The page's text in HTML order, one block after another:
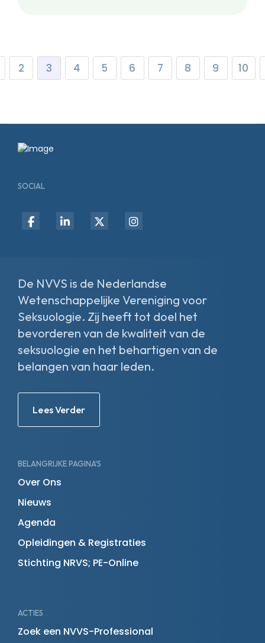
2 3 4 5 6 7 8 9 10
SOCIAL
fab
fab
fab
De NVVS is de Nederlandse
Wetenschappelijke Vereniging voor
Seksuologie. Zij heeft tot doel het
bevorderen van de kwaliteit van de
seksuologie en het behartigen van de
belangen van haar leden.
Lees Verder
BELANGRIJKE PAGINA'S
Over Ons
Nieuws
Agenda
Opleidingen & Registraties
Stichting NRVS; PE-Online
ACTIES
Zoek een NVVS-Professional